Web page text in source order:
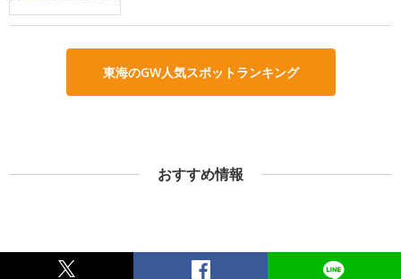
東海のGW人気スポットランキング
おすすめ情報